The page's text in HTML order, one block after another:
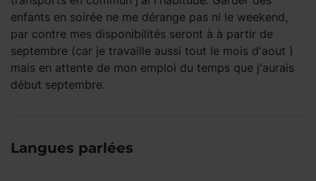
enfants en soirée ne me dérange pas ni le weekend,
par contre mes disponibilités seront à à partir de
septembre (car je travaille aussi tout le mois d'aout )
mais en attente de mon emploi du temps que j'aurais
début septembre.
Langues parlées